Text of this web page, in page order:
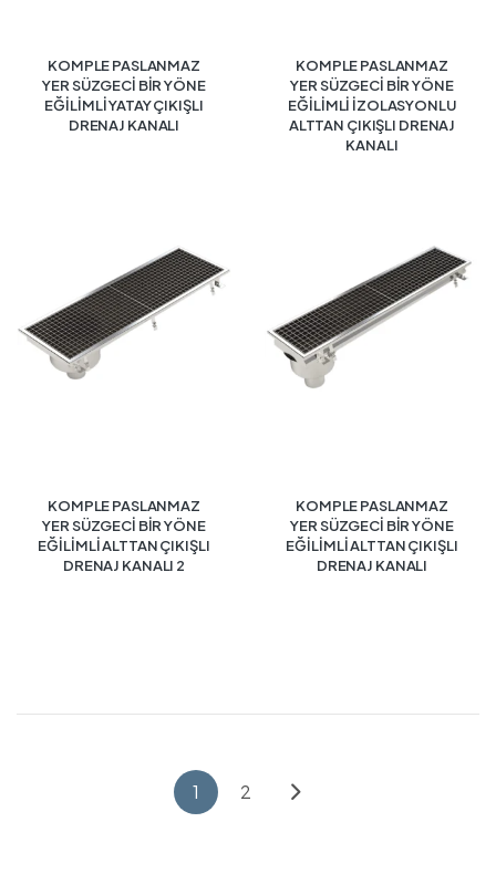
KOMPLE PASLANMAZ
YER SÜZGECİ BİR YÖNE
EĞİLİMLİ YATAY ÇIKIŞLI
DRENAJ KANALI
KOMPLE PASLANMAZ
YER SÜZGECİ BİR YÖNE
EĞİLİMLİ İZOLASYONLU
ALTTAN ÇIKIŞLI DRENAJ
KANALI
KOMPLE PASLANMAZ
YER SÜZGECİ BİR YÖNE
EĞİLİMLİ ALTTAN ÇIKIŞLI
DRENAJ KANALI 2
KOMPLE PASLANMAZ
YER SÜZGECİ BİR YÖNE
EĞİLİMLİ ALTTAN ÇIKIŞLI
DRENAJ KANALI
1 2